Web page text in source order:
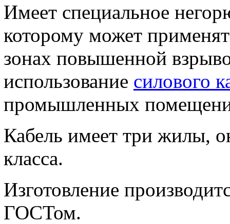
Имеет специальное
которому может
зонах повышенной
использование силового
промышленных
Кабель имеет три жилы,
класса.
Изготовление
ГОСТом.